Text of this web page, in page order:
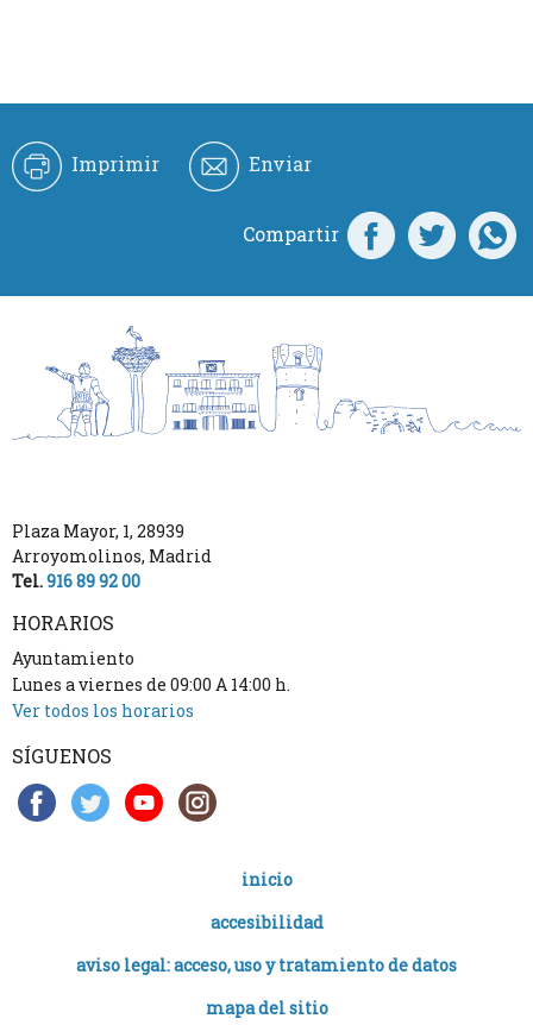
Imprimir Enviar
Compartir
Plaza Mayor, 1, 28939
Arroyomolinos, Madrid
Tel.916 89 92 00
HORARIOS
Ayuntamiento
Lunes a viernes de 09:00 A 14:00 h.
Ver todos los horarios
SÍGUENOS
inicio
accesibilidad
aviso legal: acceso, uso y tratamiento de datos
mapa del sitio